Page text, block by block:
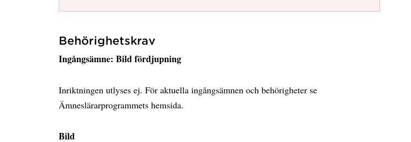
Behörighetskrav
Ingångsämne: Bild fördjupning
Inriktningen utlyses ej. För aktuella ingångsämnen och behörigheter se
Ämneslärarprogrammets hemsida.
Bild